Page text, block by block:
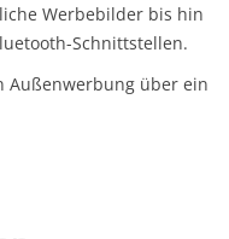
Werbebilder bis hin
Schnittstellen.
Außenwerbung über ein